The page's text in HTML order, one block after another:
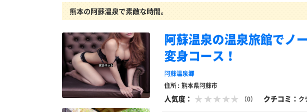
熊本の阿蘇温泉で素敵な時間。
阿蘇温泉の温泉旅館でノ
変身コース！
阿蘇温泉郷
住所 : 熊本県阿蘇市
人気度： （0） クチコミ： ク